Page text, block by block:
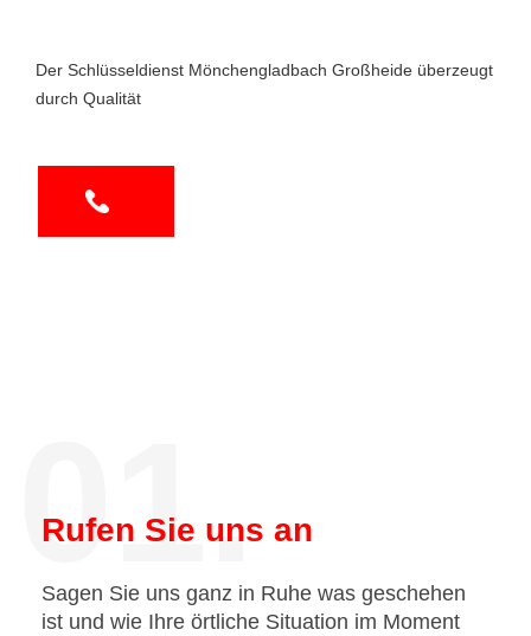
Der Schlüsseldienst Mönchengladbach Großheide überzeugt
durch Qualität
01.
Rufen Sie uns an
Sagen Sie uns ganz in Ruhe was geschehen
ist und wie Ihre örtliche Situation im Moment